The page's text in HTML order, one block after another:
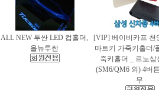
ALL NEW 투싼 LED 컵홀더,
올뉴투싼
[VIP] 베이비카프 천
마트키 가죽키홀더/
죽키홀더 _ 르노삼
(SM6/QM6 외) 4버
무